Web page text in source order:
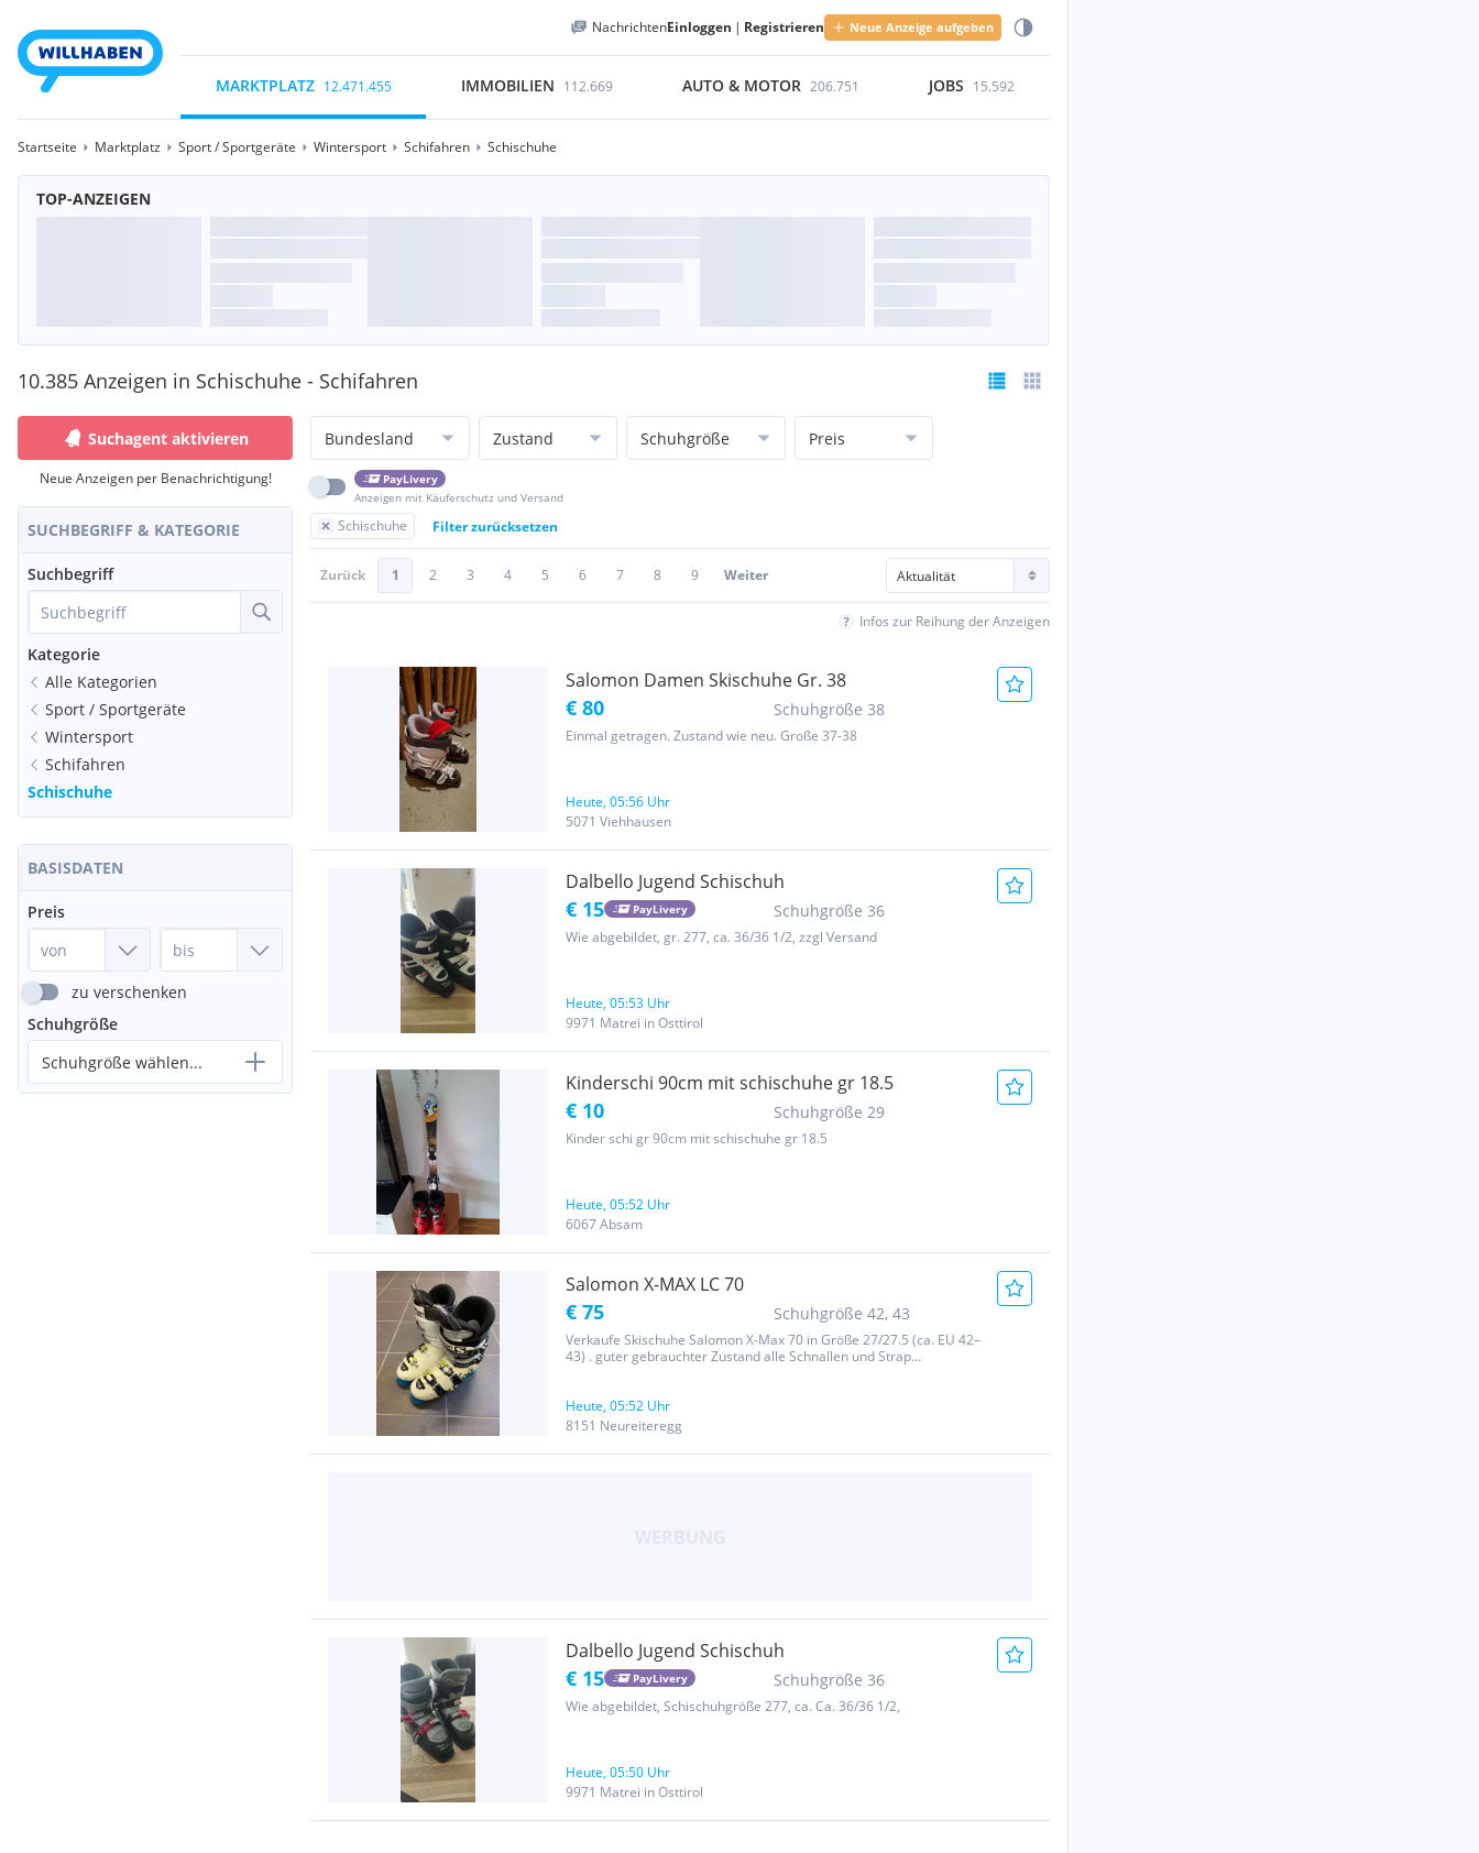
NachrichtenEinloggen | Registrieren Neue Anzeige aufgeben
MARKTPLATZ 12.471.455 IMMOBILIEN 112.669 AUTO & MOTOR 206.751 JOBS 15.592
Startseite Marktplatz Sport / Sportgeräte Wintersport Schifahren Schischuhe
TOP-ANZEIGEN
10.385 Anzeigen in Schischuhe - Schifahren
Suchagent aktivieren
Neue Anzeigen per Benachrichtigung!
SUCHBEGRIFF & KATEGORIE
Suchbegriff
Kategorie
Alle Kategorien
Sport / Sportgeräte
Wintersport
Schifahren
Schischuhe
BASISDATEN
Preis
zu verschenken
Schuhgröße
Schuhgröße wählen...
Bundesland Zustand Schuhgröße Preis
PayLivery
Anzeigen mit Käuferschutz und Versand
Schischuhe Filter zurücksetzen
Zurück 1 2 3 4 5 6 7 8 9 Weiter
Infos zur Reihung der Anzeigen
Salomon Damen Skischuhe Gr. 38
€ 80 Schuhgröße 38
Einmal getragen. Zustand wie neu. Große 37-38
Heute, 05:56 Uhr
5071 Viehhausen
Dalbello Jugend Schischuh
€ 15 PayLivery Schuhgröße 36
Wie abgebildet, gr. 277, ca. 36/36 1/2, zzgl Versand
Heute, 05:53 Uhr
9971 Matrei in Osttirol
Kinderschi 90cm mit schischuhe gr 18.5
€ 10 Schuhgröße 29
Kinder schi gr 90cm mit schischuhe gr 18.5
Heute, 05:52 Uhr
6067 Absam
Salomon X-MAX LC 70
€ 75 Schuhgröße 42, 43
Verkaufe Skischuhe Salomon X-Max 70 in Größe 27/27.5 (ca. EU 42–
43) . guter gebrauchter Zustand alle Schnallen und Strap
(siehe...
Heute, 05:52 Uhr
8151 Neureiteregg
Dalbello Jugend Schischuh
€ 15 PayLivery Schuhgröße 36
Wie abgebildet, Schischuhgröße 277, ca. Ca. 36/36 1/2,
Heute, 05:50 Uhr
9971 Matrei in Osttirol